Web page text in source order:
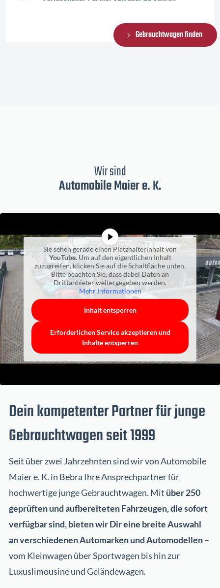
Gebrauchtwagen finden
Wir sind
Automobile Maier e. K.
Sie sehen gerade einen Platzhalterinhalt von
YouTube. Um auf den eigentlichen Inhalt
zuzugreifen, klicken Sie auf die Schaltfläche unten.
Bitte beachten Sie, dass dabei Daten an
Drittanbieter weitergegeben werden.
Mehr Informationen
Inhalt entsperren
Erforderlichen Service akzeptieren und
Inhalte entsperren
Dein kompetenter Partner für junge
Gebrauchtwagen seit 1999
Seit über zwei Jahrzehnten sind wir von Automobile
Maier e. K. in Bebra Ihre Ansprechpartner für
hochwertige junge Gebrauchtwagen. Mit über 250
geprüften und aufbereiteten Fahrzeugen, die sofort
verfügbar sind, bieten wir Dir eine breite Auswahl
an verschiedenen Automarken und Automodellen–
vom Kleinwagen über Sportwagen bis hin zur
Luxuslimousine und Geländewagen.